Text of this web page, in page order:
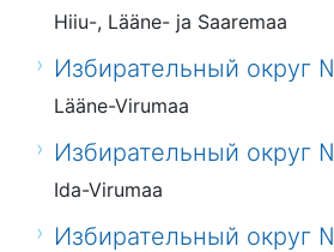
Hiiu-, Lääne- ja Saaremaa
Избирательный округ
Lääne-Virumaa
Избирательный округ
Ida-Virumaa
Избирательный округ